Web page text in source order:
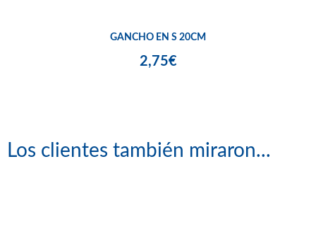
GANCHO EN S 20CM
2,75€
Los clientes también miraron...